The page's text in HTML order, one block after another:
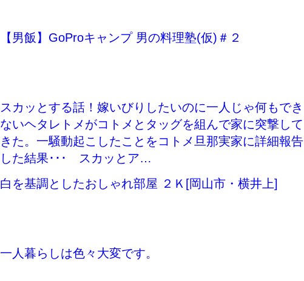
【男飯】GoProキャンプ 男の料理塾(仮)＃２
スカッとする話！嫁いびりしたいのに一人じゃ何もでき
ないヘタレトメがコトメとタッグを組んで家に突撃して
きた。一騒動起こしたことをコトメ旦那実家に詳細報告
した結果･･･ スカッとア…
白を基調としたおしゃれ部屋 ２Ｋ[岡山市・横井上]
一人暮らしは色々大変です。